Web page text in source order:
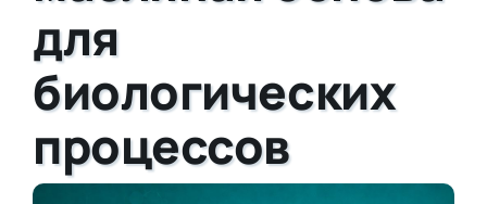
для
биологических
процессов